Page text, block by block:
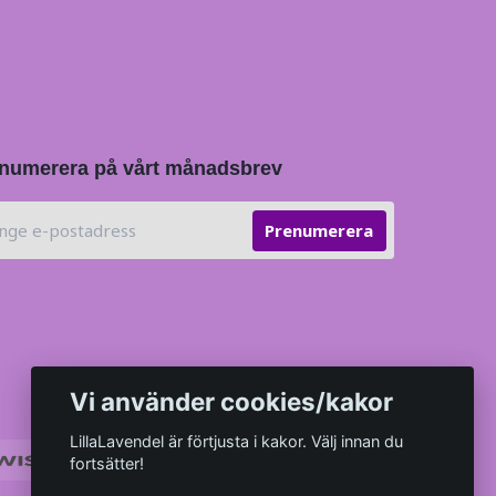
på vårt månadsbrev
Prenumerera
Vi använder cookies/kakor
LillaLavendel är förtjusta i kakor. Välj innan du
fortsätter!